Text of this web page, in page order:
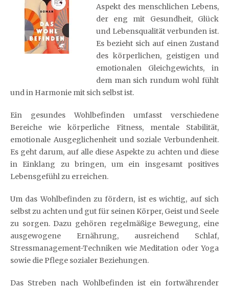
Aspekt des menschlichen Lebens,
der eng mit Gesundheit, Glück
und Lebensqualität verbunden ist.
Es bezieht sich auf einen Zustand
des körperlichen, geistigen und
emotionalen Gleichgewichts, in
dem man sich rundum wohl fühlt
und in Harmonie mit sich selbst ist.
Ein gesundes Wohlbefinden umfasst verschiedene
Bereiche wie körperliche Fitness, mentale Stabilität,
emotionale Ausgeglichenheit und soziale Verbundenheit.
Es geht darum, auf alle diese Aspekte zu achten und diese
in Einklang zu bringen, um ein insgesamt positives
Lebensgefühl zu erreichen.
Um das Wohlbefinden zu fördern, ist es wichtig, auf sich
selbst zu achten und gut für seinen Körper, Geist und Seele
zu sorgen. Dazu gehören regelmäßige Bewegung, eine
ausgewogene Ernährung, ausreichend Schlaf,
Stressmanagement-Techniken wie Meditation oder Yoga
sowie die Pflege sozialer Beziehungen.
Das Streben nach Wohlbefinden ist ein fortwährender